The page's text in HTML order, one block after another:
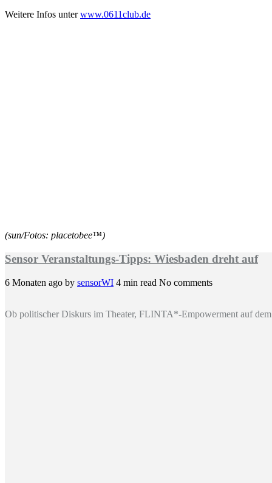
Weitere Infos unterwww.0611club.de
(sun/Fotos: placetobee™)
Sensor Veranstaltungs-Tipps: Wiesbaden dreht auf
6 Monaten ago by sensorWI 4 min read No comments
Ob politischer Diskurs im Theater, FLINTA*-Empowerment auf